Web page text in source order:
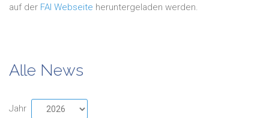
auf der FAI Webseite heruntergeladen werden.
Alle News
Jahr